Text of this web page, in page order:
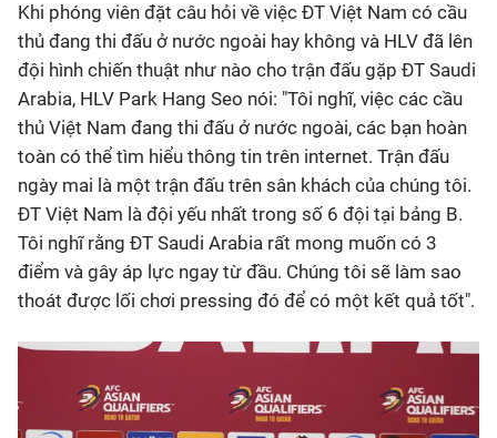
Khi phóng viên đặt câu hỏi về việc ĐT Việt Nam có cầu
thủ đang thi đấu ở nước ngoài hay không và HLV đã lên
đội hình chiến thuật như nào cho trận đấu gặp ĐT Saudi
Arabia, HLV Park Hang Seo nói: "Tôi nghĩ, việc các cầu
thủ Việt Nam đang thi đấu ở nước ngoài, các bạn hoàn
toàn có thể tìm hiểu thông tin trên internet. Trận đấu
ngày mai là một trận đấu trên sân khách của chúng tôi.
ĐT Việt Nam là đội yếu nhất trong số 6 đội tại bảng B.
Tôi nghĩ rằng ĐT Saudi Arabia rất mong muốn có 3
điểm và gây áp lực ngay từ đầu. Chúng tôi sẽ làm sao
thoát được lối chơi pressing đó để có một kết quả tốt".